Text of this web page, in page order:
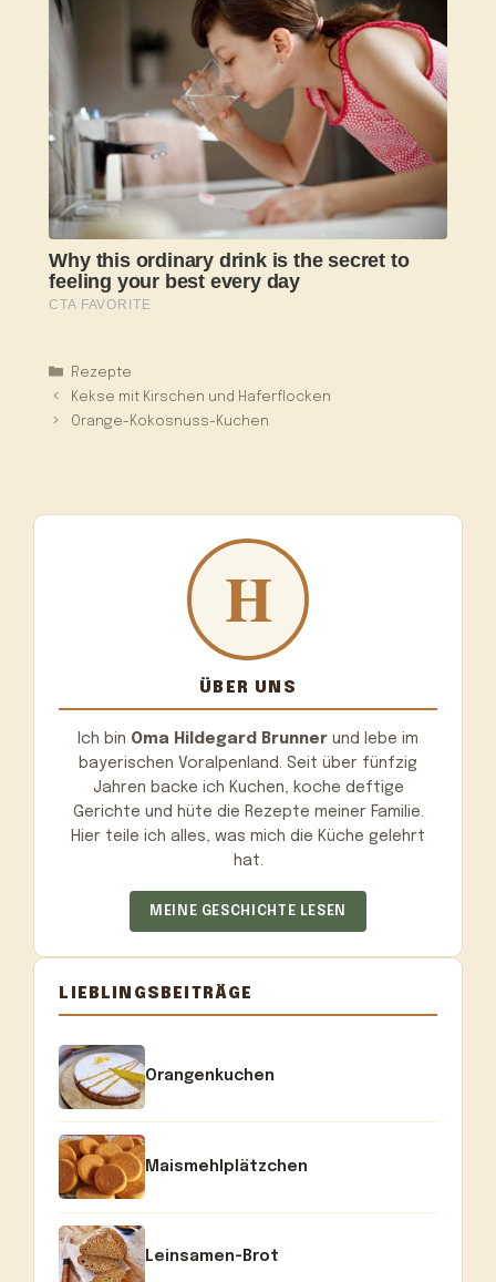
Kategorien
Rezepte
Kekse mit Kirschen und Haferflocken
Orange-Kokosnuss-Kuchen
ÜBER UNS
Ich bin Oma Hildegard Brunner und lebe im
bayerischen Voralpenland. Seit über fünfzig
Jahren backe ich Kuchen, koche deftige
Gerichte und hüte die Rezepte meiner Familie.
Hier teile ich alles, was mich die Küche gelehrt
hat.
MEINE GESCHICHTE LESEN
LIEBLINGSBEITRÄGE
Orangenkuchen
Maismehlplätzchen
Leinsamen-Brot